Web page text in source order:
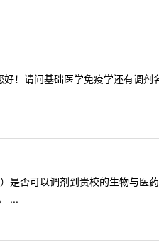
请问基础医学免疫学还有调剂
否可以调剂到贵校的生物与医
...